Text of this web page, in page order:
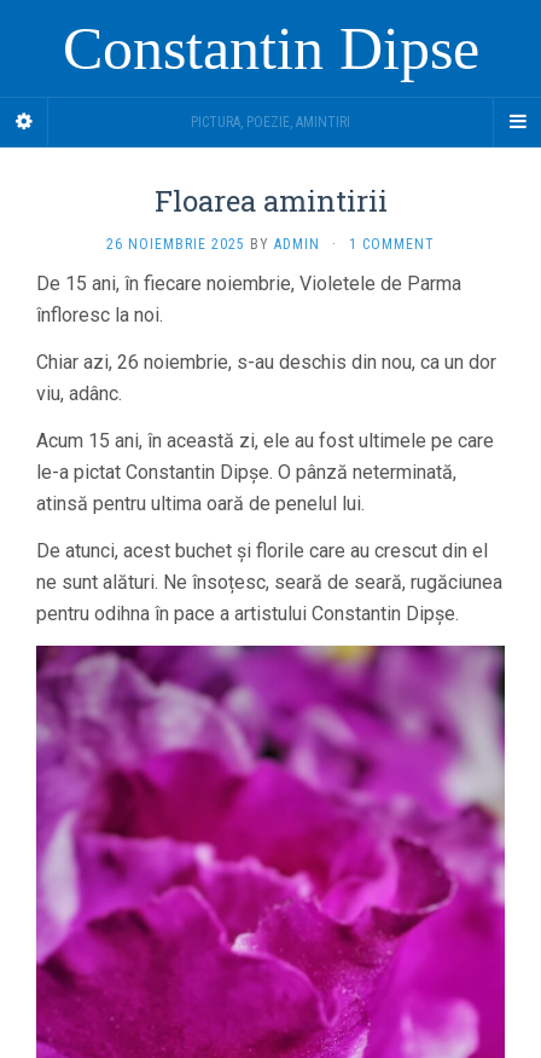
Constantin Dipse
PICTURA, POEZIE, AMINTIRI
Floarea amintirii
26 NOIEMBRIE 2025 BY ADMIN · 1 COMMENT
De 15 ani, în fiecare noiembrie, Violetele de Parma
înfloresc la noi.
Chiar azi, 26 noiembrie, s-au deschis din nou, ca un dor
viu, adânc.
Acum 15 ani, în această zi, ele au fost ultimele pe care
le-a pictat Constantin Dipșe. O pânză neterminată,
atinsă pentru ultima oară de penelul lui.
De atunci, acest buchet și florile care au crescut din el
ne sunt alături. Ne însoțesc, seară de seară, rugăciunea
pentru odihna în pace a artistului Constantin Dipșe.